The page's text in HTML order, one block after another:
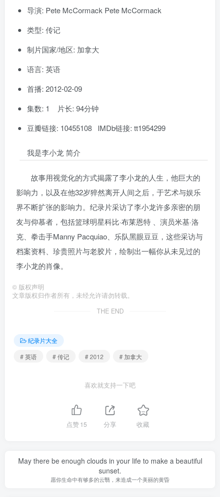
导演: Pete McCormack Pete McCormack
类型: 传记
制片国家/地区: 加拿大
语言: 英语
首播: 2012-02-09
集数: 1 片长: 94分钟
豆瓣链接: 10455108 IMDb链接: tt1954299
我是李小龙 简介
故事用视觉化的方式揭露了李小龙的人生，他巨大的
影响力，以及在他32岁猝然离开人间之后，于艺术与娱乐
界不断扩张的影响力。纪录片采访了李小龙许多亲密的朋
友与仰慕者，包括篮球明星科比·布莱恩特 、演员米基·洛
克、拳击手Manny Pacquiao、乐队黑眼豆豆，这些采访与
档案资料、珍贵照片与老胶片，绘制出一幅你从未见过的
李小龙的肖像。
© 版权声明
文章版权归作者所有，未经允许请勿转载。
THE END
纪录片大全
# 英语
# 传记 # 2012 # 加拿大
喜欢就支持一下吧
点赞15 分享 收藏
May there be enough clouds in your life to make a beautiful
sunset.
愿你生命中有够多的云翳，来造成一个美丽的黄昏